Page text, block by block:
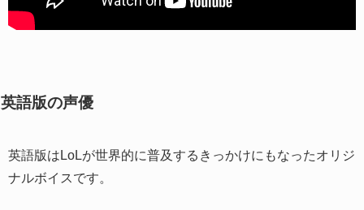
英語版の声優
英語版はLoLが世界的に普及するきっかけにもなったオリジ
ナルボイスです。